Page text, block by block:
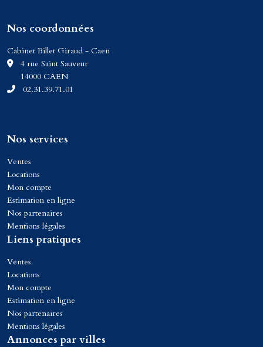
Nos coordonnées
Cabinet Billet Giraud - Caen
4 rue Saint Sauveur
14000 CAEN
02.31.39.71.01
Nos services
Ventes
Locations
Mon compte
Estimation en ligne
Nos partenaires
Mentions légales
Liens pratiques
Ventes
Locations
Mon compte
Estimation en ligne
Nos partenaires
Mentions légales
Annonces par villes